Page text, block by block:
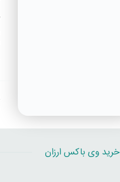
خرید وی باکس ارزان